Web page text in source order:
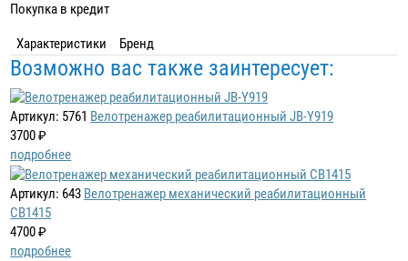
Покупка в кредит
Характеристики Бренд
Возможно вас также заинтересует:
Артикул: 5761 Велотренажер реабилитационный JB-Y919
3700 ₽
подробнее
Артикул: 643 Велотренажер механический реабилитационный
CB1415
4700 ₽
подробнее